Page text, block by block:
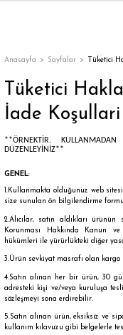
Takma Tırnak
Anasayfa Sayfalar Tüketici
Tüketici
İade Koşullari
**ÖRNEKTİR.
DÜZENLEYİNİZ**
GENEL:
1.Kullanmakta olduğunuz web
size sunulan ön bilgilendirme
2.Alıcılar, satın aldıkları
Korunması Hakkında Kanun ve
hükümleri ile yürürlükteki diğer
3.Ürün sevkiyat masrafı olan kargo
4.Satın alınan her bir ürün, 30
adresteki kişi ve/veya kuruluşa
sözleşmeyi sona erdirebilir.
5.Satın alınan ürün, eksiksiz ve
kullanım kılavuzu gibi belgelerle